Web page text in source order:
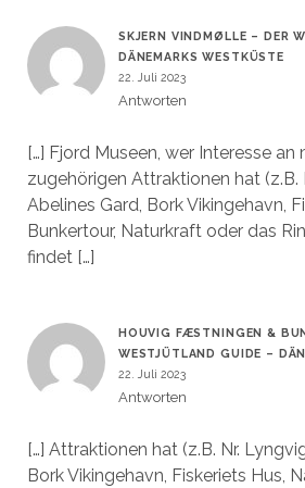
SKJERN VINDMØLLE – DER
DÄNEMARKS WESTKÜSTE
22. Juli 2023
Antworten
[…] Fjord Museen, wer Interesse an
zugehörigen Attraktionen hat (z.B.
Abelines Gard, Bork Vikingehavn,
Bunkertour, Naturkraft oder das
findet […]
HOUVIG FÆSTNINGEN &
WESTJÜTLAND GUIDE –
22. Juli 2023
Antworten
[…] Attraktionen hat (z.B. Nr.
Bork Vikingehavn, Fiskeriets Hus,